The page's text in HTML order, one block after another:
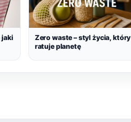
jaki
Zero waste – styl życia, który
ratuje planetę